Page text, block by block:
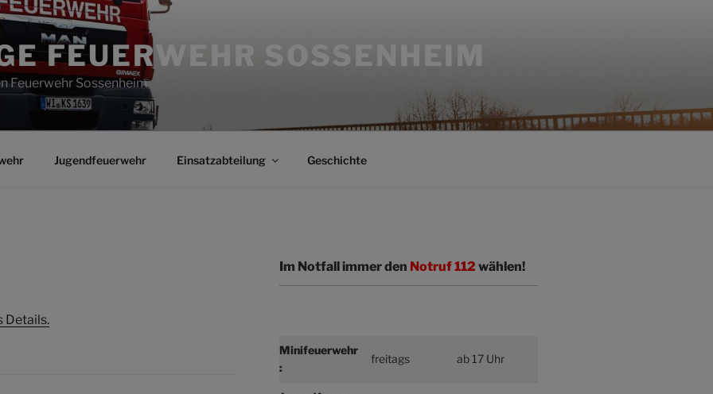
FEUERWEHR SOSSENHEIM
Feuerwehr Sossenheim
Jugendfeuerwehr Einsatzabteilung Geschichte
Details.
Im Notfall immer den Notruf 112 wählen!
Minifeuerwehr
:
freitags ab 17 Uhr